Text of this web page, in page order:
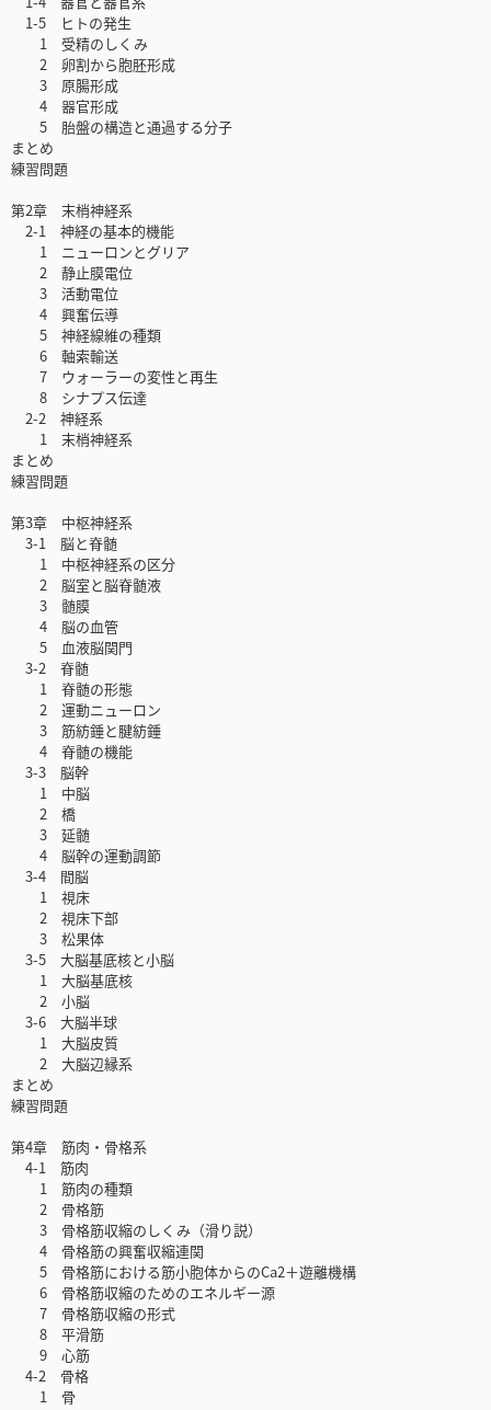
1-5 ヒトの発生
1 受精のしくみ
2 卵割から胞胚形成
3 原腸形成
4 器官形成
5 胎盤の構造と通過する分子
まとめ
練習問題
第2章 末梢神経系
2-1 神経の基本的機能
1 ニューロンとグリア
2 静止膜電位
3 活動電位
4 興奮伝導
5 神経線維の種類
6 軸索輸送
7 ウォーラーの変性と再生
8 シナプス伝達
2-2 神経系
1 末梢神経系
まとめ
練習問題
第3章 中枢神経系
3-1 脳と脊髄
1 中枢神経系の区分
2 脳室と脳脊髄液
3 髄膜
4 脳の血管
5 血液脳関門
3-2 脊髄
1 脊髄の形態
2 運動ニューロン
3 筋紡錘と腱紡錘
4 脊髄の機能
3-3 脳幹
1 中脳
2 橋
3 延髄
4 脳幹の運動調節
3-4 間脳
1 視床
2 視床下部
3 松果体
3-5 大脳基底核と小脳
1 大脳基底核
2 小脳
3-6 大脳半球
1 大脳皮質
2 大脳辺縁系
まとめ
練習問題
第4章 筋肉・骨格系
4-1 筋肉
1 筋肉の種類
2 骨格筋
3 骨格筋収縮のしくみ（滑り説）
4 骨格筋の興奮収縮連関
5 骨格筋における筋小胞体からのCa2＋遊離機構
6 骨格筋収縮のためのエネルギー源
7 骨格筋収縮の形式
8 平滑筋
9 心筋
4-2 骨格
1 骨